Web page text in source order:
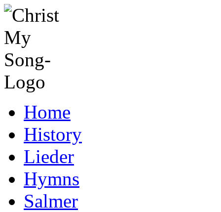
Home
History
Lieder
Hymns
Salmer